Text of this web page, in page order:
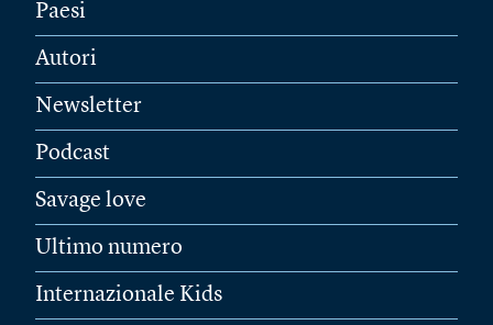
Paesi
Autori
Newsletter
Podcast
Savage love
Ultimo numero
Internazionale Kids